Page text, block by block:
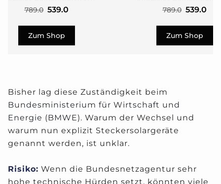
789.0 539.0
Zum Shop
789.0 539.0
Zum Shop
Bisher lag diese Zuständigkeit beim
Bundesministerium für Wirtschaft und
Energie (BMWE). Warum der Wechsel und
warum nun explizit Steckersolargeräte
genannt werden, ist unklar.
Risiko: Wenn die Bundesnetzagentur sehr
hohe technische Hürden setzt, könnten viele